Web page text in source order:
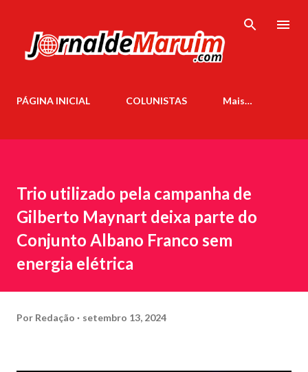
PÁGINA INICIAL COLUNISTAS Mais…
Trio utilizado pela campanha de
Gilberto Maynart deixa parte do
Conjunto Albano Franco sem
energia elétrica
Por Redação setembro 13, 2024